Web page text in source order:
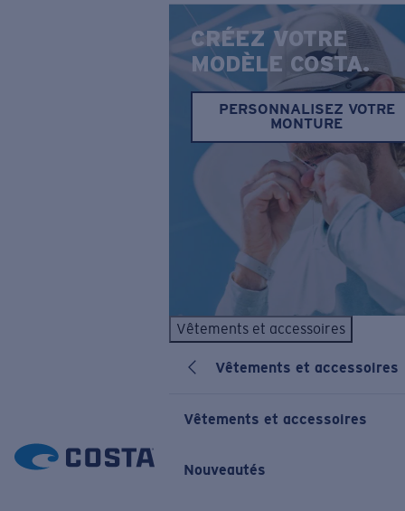
CRÉEZ VOTRE
MODÈLE COSTA.
PERSONNALISEZ VOTRE
MONTURE
Vêtements et accessoires
Vêtements et accessoires
Vêtements et accessoires
Nouveautés